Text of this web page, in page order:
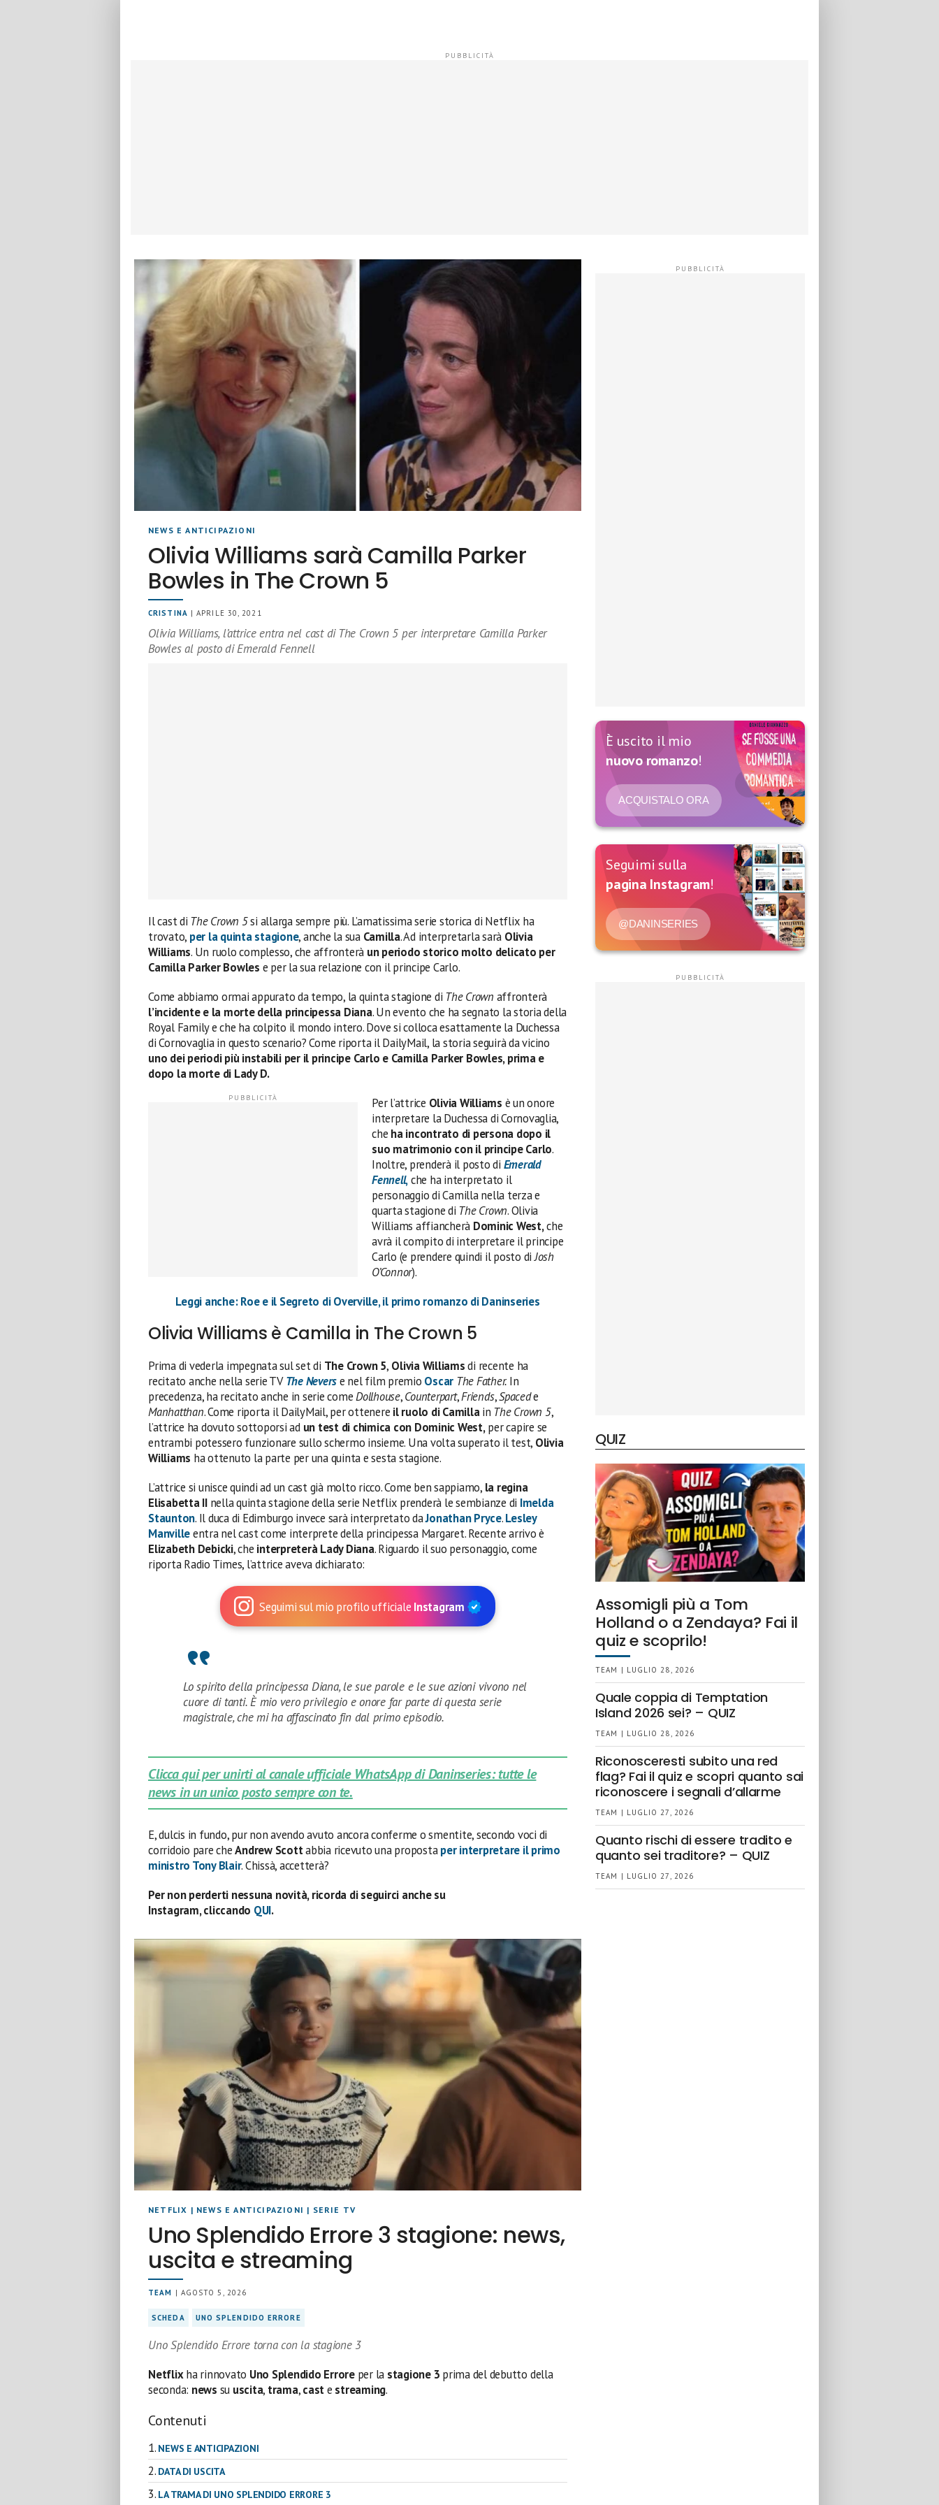
NEWS E ANTICIPAZIONI
Olivia Williams sarà Camilla Parker
Bowles in The Crown 5
CRISTINA | APRILE 30, 2021
Olivia Williams, l’attrice entra nel cast di The Crown 5 per interpretare Camilla Parker
Bowles al posto di Emerald Fennell
Il cast di The Crown 5si allarga sempre più. L’amatissima serie storica di Netflix ha
trovato, per la quinta stagione, anche la sua Camilla. Ad interpretarla sarà Olivia
Williams. Un ruolo complesso, che affronterà un periodo storico molto delicato per
Camilla Parker Bowles e per la sua relazione con il principe Carlo.
Come abbiamo ormai appurato da tempo, la quinta stagione di The Crown affronterà
l’incidente e la morte della principessa Diana. Un evento che ha segnato la storia della
Royal Family e che ha colpito il mondo intero. Dove si colloca esattamente la Duchessa
di Cornovaglia in questo scenario? Come riporta il DailyMail, la storia seguirà da vicino
uno dei periodi più instabili per il principe Carlo e Camilla Parker Bowles, prima e
dopo la morte di Lady D.
Per l’attrice Olivia Williams è un onore
interpretare la Duchessa di Cornovaglia,
che ha incontrato di persona dopo il
suo matrimonio con il principe Carlo.
Inoltre, prenderà il posto di Emerald
Fennell,che ha interpretato il
personaggio di Camilla nella terza e
quarta stagione di The Crown. Olivia
Williams affiancherà Dominic West,che
avrà il compito di interpretare il principe
Carlo (e prendere quindi il posto diJosh
O’Connor).
Leggi anche: Roe e il Segreto di Overville, il primo romanzo di Daninseries
Olivia Williams è Camilla in The Crown 5
Prima di vederla impegnata sul set di The Crown 5, Olivia Williamsdi recente ha
recitato anche nella serie TVThe Neverse nel film premio Oscar The Father.In
precedenza, ha recitato anche in serie comeDollhouse,Counterpart,Friends,Spacede
Manhatthan. Come riporta il DailyMail, per ottenere il ruolo di Camillain The Crown 5,
l’attrice ha dovuto sottoporsi ad un test di chimica con Dominic West,per capire se
entrambi potessero funzionare sullo schermo insieme. Una volta superato il test, Olivia
Williams ha ottenuto la parte per una quinta e sesta stagione.
L’attrice si unisce quindi ad un cast già molto ricco. Come ben sappiamo, la regina
Elisabetta II nella quinta stagione della serie Netflix prenderà le sembianze di Imelda
Staunton. Il duca di Edimburgo invece sarà interpretato daJonathan Pryce.Lesley
Manvilleentra nel cast come interprete della principessa Margaret. Recente arrivo è
Elizabeth Debicki, che interpreterà Lady Diana. Riguardo il suo personaggio, come
riporta Radio Times, l’attrice aveva dichiarato:
Seguimi sul mio profilo ufficiale Instagram
Lo spirito della principessa Diana, le sue parole e le sue azioni vivono nel
cuore di tanti. È mio vero privilegio e onore far parte di questa serie
magistrale, che mi ha affascinato fin dal primo episodio.
Clicca qui per unirti al canale ufficiale WhatsApp di Daninseries: tutte le
news in un unico posto sempre con te.
E, dulcis in fundo, pur non avendo avuto ancora conferme o smentite, secondo voci di
corridoio pare cheAndrew Scottabbia ricevuto una propostaper interpretare il primo
ministro Tony Blair. Chissà, accetterà?
Per non perderti nessuna novità, ricorda di seguirci anche su
Instagram, cliccando QUI.
NETFLIX | NEWS E ANTICIPAZIONI | SERIE TV
Uno Splendido Errore 3 stagione: news,
uscita e streaming
TEAM | AGOSTO 5, 2026
SCHEDA UNO SPLENDIDO ERRORE
Uno Splendido Errore torna con la stagione 3
Netflixha rinnovato Uno Splendido Erroreper la stagione 3 prima del debutto della
seconda: news su uscita, trama,caste streaming.
Contenuti
NEWS E ANTICIPAZIONI
DATA DI USCITA
LA TRAMA DI UNO SPLENDIDO ERRORE 3
È uscito il mio
nuovo romanzo!
ACQUISTALO ORA
Seguimi sulla
pagina Instagram!
@DANINSERIES
QUIZ
Assomigli più a Tom
Holland o a Zendaya? Fai il
quiz e scoprilo!
TEAM | LUGLIO 28, 2026
Quale coppia di Temptation
Island 2026 sei? – QUIZ
TEAM | LUGLIO 28, 2026
Riconosceresti subito una red
flag? Fai il quiz e scopri quanto sai
riconoscere i segnali d’allarme
TEAM | LUGLIO 27, 2026
Quanto rischi di essere tradito e
quanto sei traditore? – QUIZ
TEAM | LUGLIO 27, 2026